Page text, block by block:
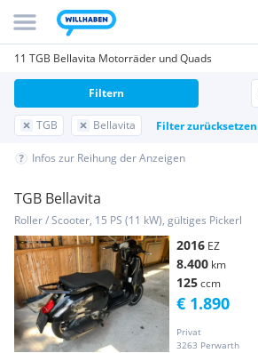
11 TGB Bellavita Motorräder und Quads
TGB Bellavita Filter zurücksetzen
Filtern
Infos zur Reihung der Anzeigen
TGB Bellavita
Roller / Scooter, 15 PS (11 kW), gültiges Pickerl
2016 EZ
8.400 km
125ccm
Privat
3263 Perwarth
€ 1.890